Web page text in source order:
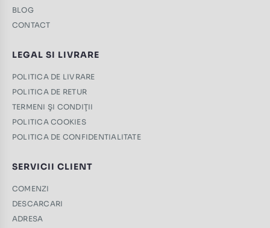
BLOG
CONTACT
LEGAL SI LIVRARE
POLITICA DE LIVRARE
POLITICA DE RETUR
TERMENI ŞI CONDIŢII
POLITICA COOKIES
POLITICA DE CONFIDENTIALITATE
SERVICII CLIENT
COMENZI
DESCARCARI
ADRESA